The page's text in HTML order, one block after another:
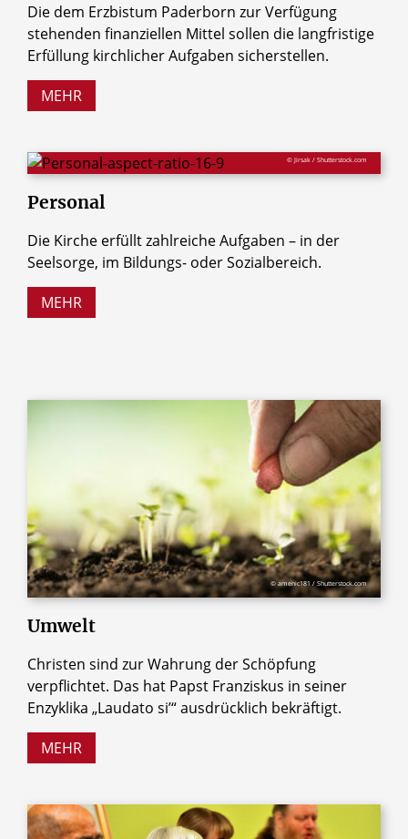
Die dem Erzbistum Paderborn zur Verfügung
stehenden finanziellen Mittel sollen die langfristige
Erfüllung kirchlicher Aufgaben sicherstellen.
MEHR
© Jirsak / Shutterstock.com
Personal
Die Kirche erfüllt zahlreiche Aufgaben – in der
Seelsorge, im Bildungs- oder Sozialbereich.
MEHR
© amenic181 / Shutterstock.com
Umwelt
Christen sind zur Wahrung der Schöpfung
verpflichtet. Das hat Papst Franziskus in seiner
Enzyklika „Laudato siʼ“ ausdrücklich bekräftigt.
MEHR